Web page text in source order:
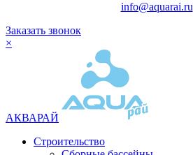
info@aquarai.ru
Заказать звонок
×
АКВАРАЙ
Строительство